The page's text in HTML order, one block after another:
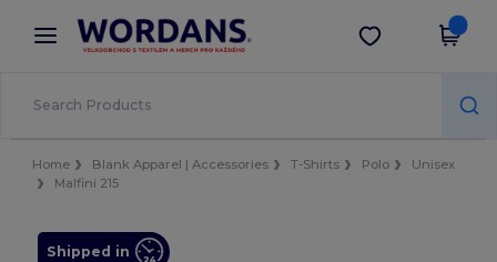
× Aplikace Wordans
Lepší ceny v aplikaci!
Stáhnout app
Home Blank Apparel | Accessories T-Shirts Polo
Unisex
Malfini 215
Shipped in